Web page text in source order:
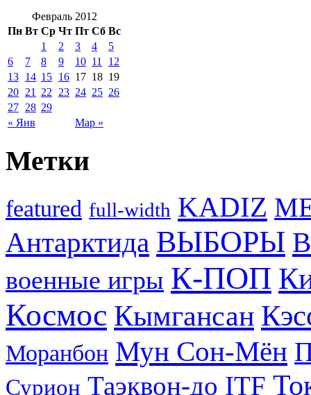
Февраль 2012
Пн Вт Ср Чт Пт Сб Вс
« Янв Мар »
1 2 3 4
5
6
7 8 9 10 11
12
13 14 15 16 17 18 19
20 21 22 23 24 25 26
27 28 29
Метки
featured full-width KADIZ
Антарктида ВЫБОРЫ
военные игры К-ПОП
Космос Кымгансан
Моранбон Мун Сон-Мён
Сурион Таэквон-до ITF